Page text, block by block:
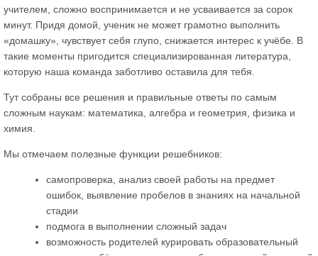
учителем, сложно воспринимается и не усваивается за сорок
минут. Придя домой, ученик не может грамотно выполнить
«домашку», чувствует себя глупо, снижается интерес к учёбе. В
такие моменты пригодится специализированная литература,
которую наша команда заботливо оставила для тебя.
Тут собраны все решения и правильные ответы по самым
сложным наукам: математика, алгебра и геометрия, физика и
химия.
Мы отмечаем полезные функции решебников:
самопроверка, анализ своей работы на предмет
ошибок, выявление пробелов в знаниях на начальной
стадии
подмога в выполнении сложный задач
возможность родителей курировать образовательный